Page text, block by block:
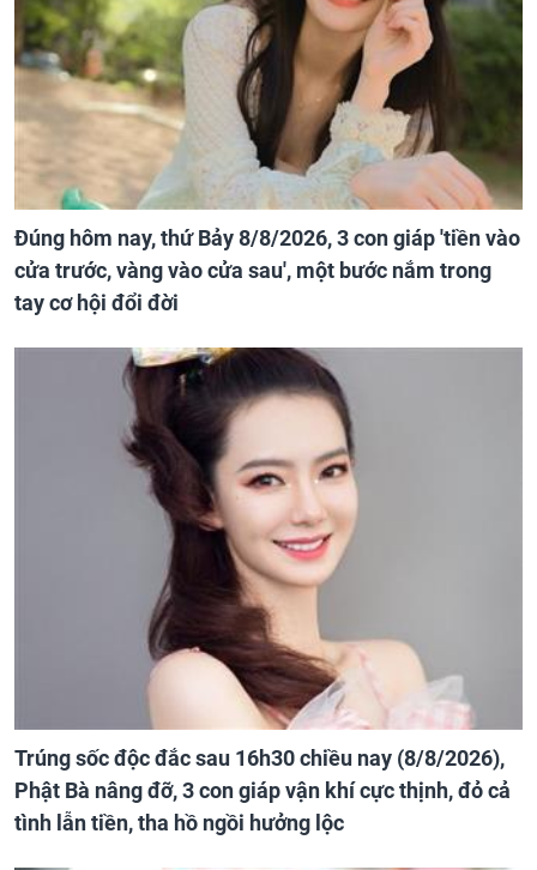
Đúng hôm nay, thứ Bảy 8/8/2026, 3 con giáp 'tiền vào
cửa trước, vàng vào cửa sau', một bước nắm trong
tay cơ hội đổi đời
Trúng sốc độc đắc sau 16h30 chiều nay (8/8/2026),
Phật Bà nâng đỡ, 3 con giáp vận khí cực thịnh, đỏ cả
tình lẫn tiền, tha hồ ngồi hưởng lộc